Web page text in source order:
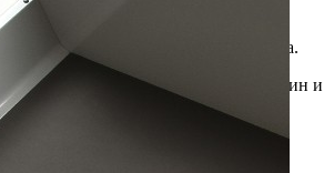
надежно удерживает
их перемещение внутри ящика.
ящиков и полок от износа, царапин и
при открытии и закрытии